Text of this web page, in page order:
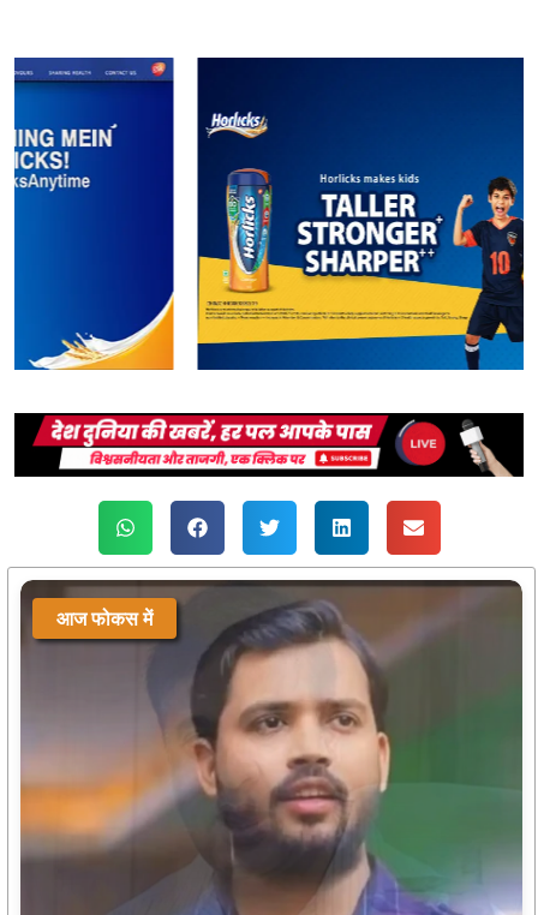
आज फोकस में